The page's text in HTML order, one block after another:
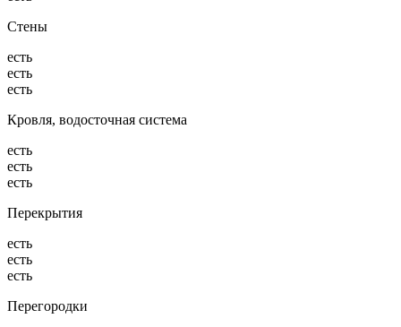
Стены
есть
есть
есть
Кровля, водосточная система
есть
есть
есть
Перекрытия
есть
есть
есть
Перегородки